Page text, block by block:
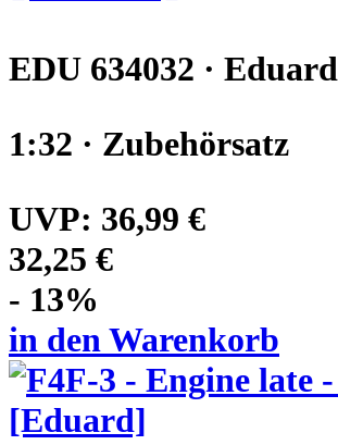
EDU 634032 · Eduard
1:32 · Zubehörsatz
UVP: 36,99 €
32,25 €
- 13%
in den Warenkorb